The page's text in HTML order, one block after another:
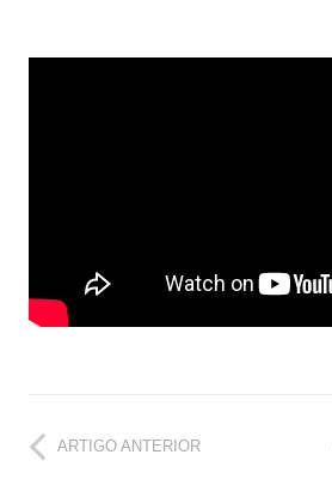
ARTIGO ANTERIOR